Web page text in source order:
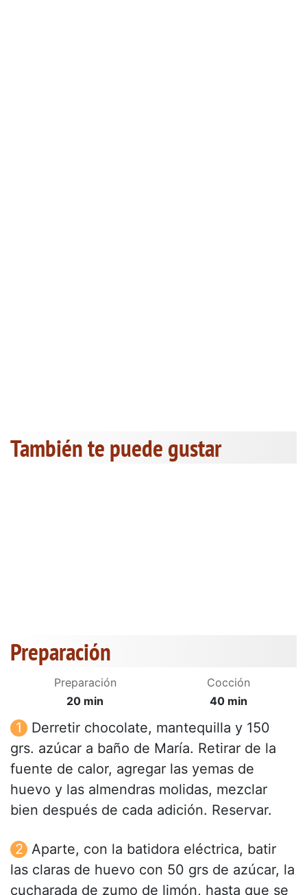
También te puede gustar
Preparación
Preparación
20 min
Cocción
40 min
Derretir chocolate, mantequilla y 150
grs. azúcar a baño de María. Retirar de la
fuente de calor, agregar las yemas de
huevo y las almendras molidas, mezclar
bien después de cada adición. Reservar.
Aparte, con la batidora eléctrica, batir
las claras de huevo con 50 grs de azúcar, la
cucharada de zumo de limón, hasta que se